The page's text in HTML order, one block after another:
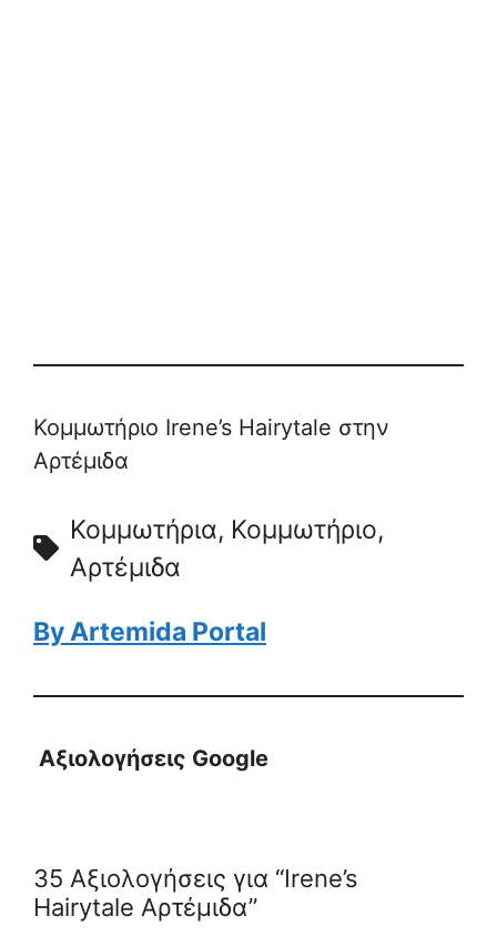
Κομμωτήριο Irene’s Hairytale στην
Αρτέμιδα
Κομμωτήρια, Κομμωτήριο,
Αρτέμιδα
By Artemida Portal
Αξιολογήσεις Google
35 Αξιολογήσεις για “Irene’s
Hairytale Αρτέμιδα”